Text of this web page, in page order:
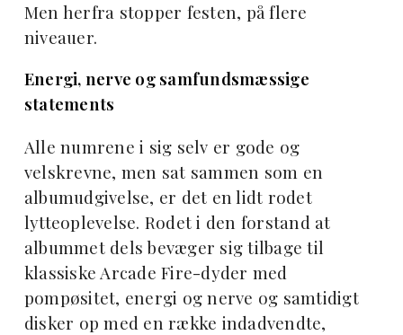
Men herfra stopper festen, på flere
niveauer.
Energi, nerve og samfundsmæssige
statements
Alle numrene i sig selv er gode og
velskrevne, men sat sammen som en
albumudgivelse, er det en lidt rodet
lytteoplevelse. Rodet i den forstand at
albummet dels bevæger sig tilbage til
klassiske Arcade Fire-dyder med
pompøsitet, energi og nerve og samtidigt
disker op med en række indadvendte,